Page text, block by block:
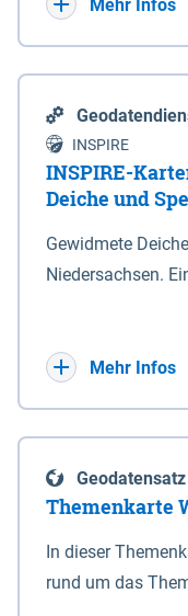
Mehr Infos
INSPIRE
INSPIRE-
Deiche und
Gewidmete
Niedersachsen.
Deichbehörde
enthalten. Sperrwerke Sperrwerke sind Bauwerke
mit
Schutz eines
vor Sturmfluten,
Mehr Infos
Geodatensatz
Themenkarte
In dieser
rund um das